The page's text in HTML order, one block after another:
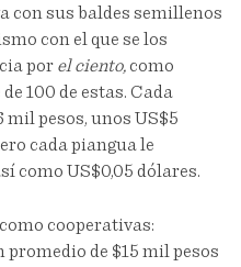
con sus baldes semillenos
con el que se los
por el ciento, como
100 de estas. Cada
mil pesos, unos US$5
cada piangua le
como US$0,05 dólares.
cooperativas:
de $15 mil pesos